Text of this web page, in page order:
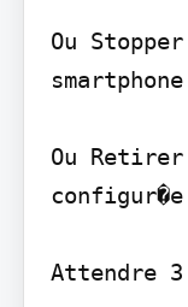
Ou
smartphone
Ou